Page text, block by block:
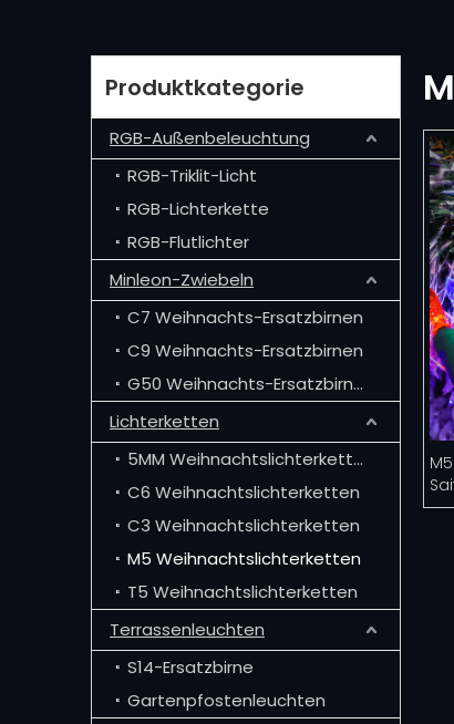
Produktkategorie
RGB-Außenbeleuchtung
RGB-Triklit-Licht
RGB-Lichterkette
RGB-Flutlichter
Minleon-Zwiebeln
C7 Weihnachts-Ersatzbirnen
C9 Weihnachts-Ersatzbirnen
G50 Weihnachts-Ersatzbirnen
Lichterketten
5MM Weihnachtslichterketten
C6 Weihnachtslichterketten
C3 Weihnachtslichterketten
M5 Weihnachtslichterketten
T5 Weihnachtslichterketten
Terrassenleuchten
S14-Ersatzbirne
Gartenpfostenleuchten